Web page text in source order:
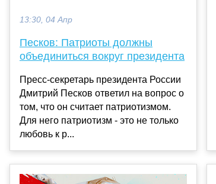
13:30, 04 Апр
Песков: Патриоты должны
объединиться вокруг президента
Пресс-секретарь президента России
Дмитрий Песков ответил на вопрос о
том, что он считает патриотизмом.
Для него патриотизм - это не только
любовь к р...